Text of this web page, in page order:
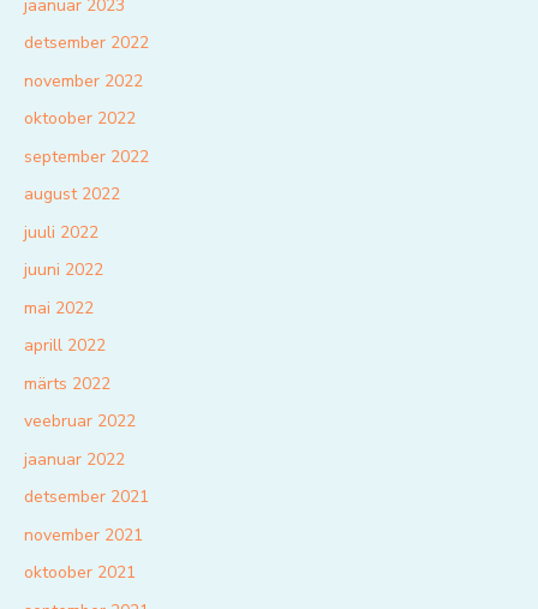
jaanuar 2023
detsember 2022
november 2022
oktoober 2022
september 2022
august 2022
juuli 2022
juuni 2022
mai 2022
aprill 2022
märts 2022
veebruar 2022
jaanuar 2022
detsember 2021
november 2021
oktoober 2021